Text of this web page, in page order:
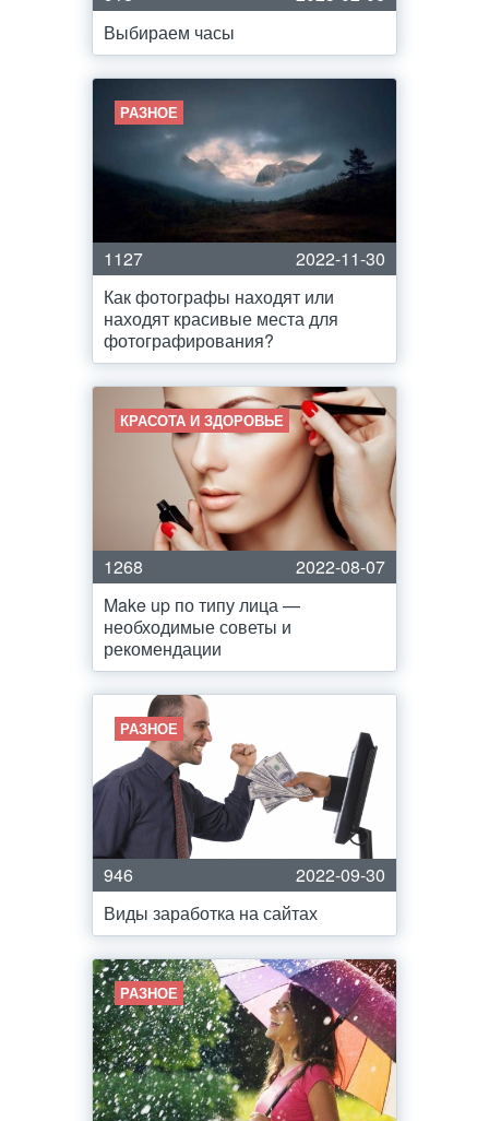
Выбираем часы
РАЗНОЕ
1127
2022-11-30
Как фотографы находят или
находят красивые места для
фотографирования?
КРАСОТА И ЗДОРОВЬЕ
1268
2022-08-07
Make up по типу лица —
необходимые советы и
рекомендации
РАЗНОЕ
946
2022-09-30
Виды заработка на сайтах
РАЗНОЕ